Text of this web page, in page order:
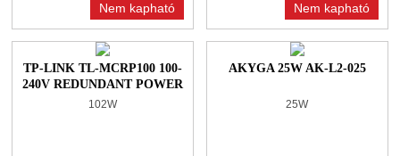
Nem kapható Nem kapható
TP-LINK TL-MCRP100 100-
240V REDUNDANT POWER
SUPPLY MODULE
102W
AKYGA 25W AK-L2-025
25W